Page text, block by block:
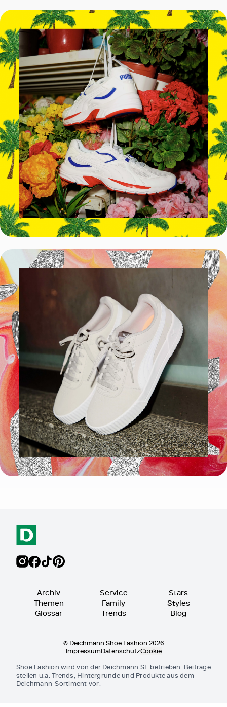
Archiv
Themen
Glossar
Service
Family
Trends
Stars
Styles
Blog
© Deichmann Shoe Fashion 2026
ImpressumDatenschutzCookie
Shoe Fashion wird von der Deichmann SE betrieben. Beiträge
stellen u.a. Trends, Hintergründe und Produkte aus dem
Deichmann-Sortiment vor.